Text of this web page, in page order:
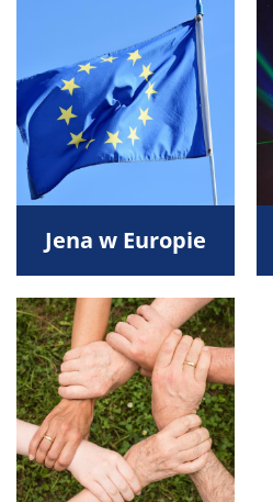
Jena w Europie